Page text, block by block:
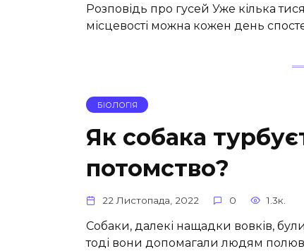
Розповідь про гусей Уже кілька
місцевості можна кожен день
БІОЛОГІЯ
Як собака
потомство?
22 Листопада, 2022 0 1.3к.
Собаки, далекі нащадки вовків,
тоді вони допомагали людям